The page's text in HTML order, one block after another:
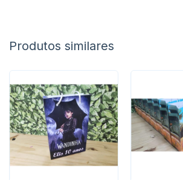
Produtos similares